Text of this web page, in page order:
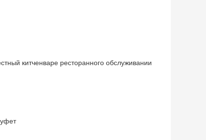
китченваре ресторанного обслуживании